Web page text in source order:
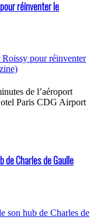
réinventer le
de l’aéroport
Paris CDG Airport
de Charles de Gaulle